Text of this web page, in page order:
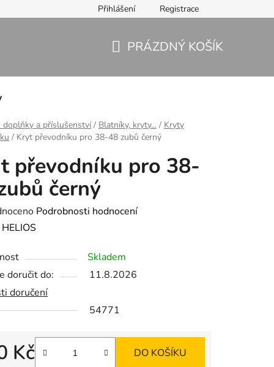
Přihlášení Registrace
PRÁZDNÝ KOŠÍK
doplňky a příslušenství / Blatníky, kryty... / Kryty
/ Kryt převodníku pro 38-48 zubů černý
převodníku pro 38-
černý
Podrobnosti hodnocení
HELIOS
Skladem
doručit do:
11.8.2026
doručení
54771
Kč DO KOŠÍKU